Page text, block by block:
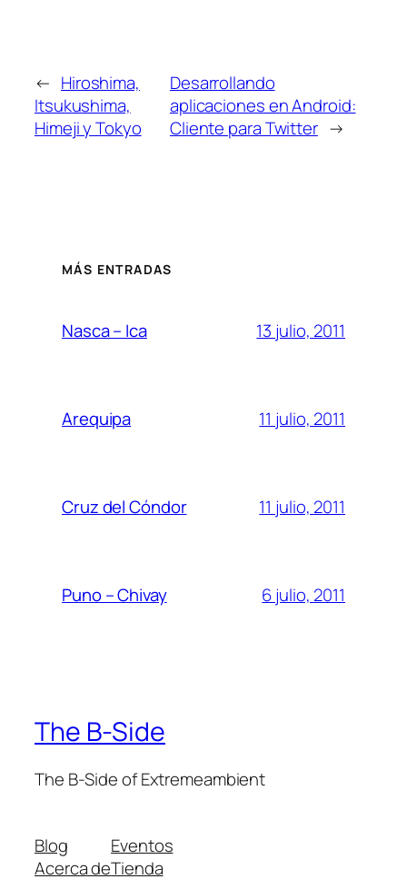
← Hiroshima,
Itsukushima,
Himeji y Tokyo
Desarrollando
aplicaciones en Android:
Cliente para Twitter →
MÁS ENTRADAS
Nasca – Ica 13 julio, 2011
Arequipa 11 julio, 2011
Cruz del Cóndor 11 julio, 2011
Puno – Chivay 6 julio, 2011
The B-Side
The B-Side of Extremeambient
Blog
Acerca de
Eventos
Tienda